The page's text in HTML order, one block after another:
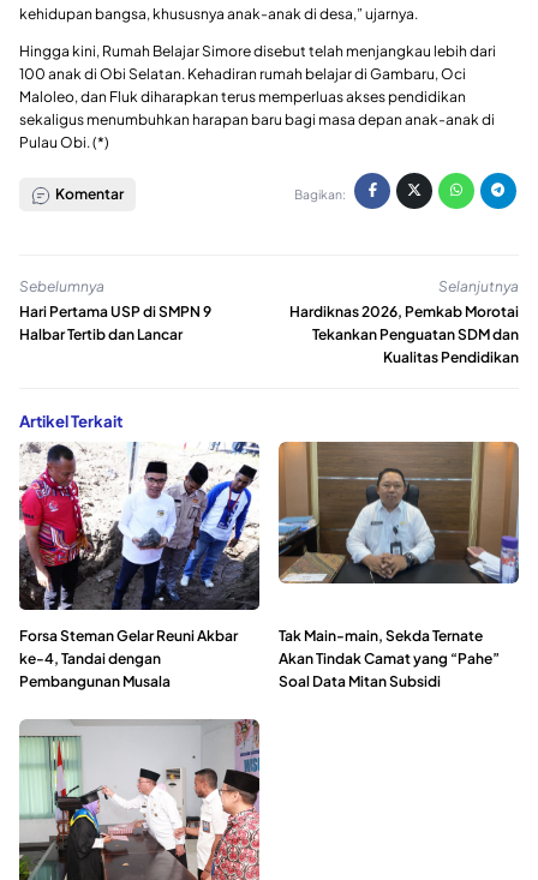
kehidupan bangsa, khususnya anak-anak di desa,” ujarnya.
Hingga kini, Rumah Belajar Simore disebut telah menjangkau lebih dari
100 anak di Obi Selatan. Kehadiran rumah belajar di Gambaru, Oci
Maloleo, dan Fluk diharapkan terus memperluas akses pendidikan
sekaligus menumbuhkan harapan baru bagi masa depan anak-anak di
Pulau Obi. (*)
Komentar Bagikan:
Sebelumnya
Hari Pertama USP di SMPN 9
Halbar Tertib dan Lancar
Selanjutnya
Hardiknas 2026, Pemkab Morotai
Tekankan Penguatan SDM dan
Kualitas Pendidikan
Artikel Terkait
Forsa Steman Gelar Reuni Akbar
ke-4, Tandai dengan
Pembangunan Musala
Tak Main-main, Sekda Ternate
Akan Tindak Camat yang “Pahe”
Soal Data Mitan Subsidi